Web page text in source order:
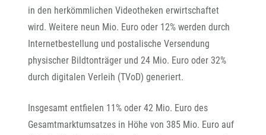
in den herkömmlichen Videotheken erwirtschaftet
wird. Weitere neun Mio. Euro oder 12% werden durch
Internetbestellung und postalische Versendung
physischer Bildtonträger und 24 Mio. Euro oder 32%
durch digitalen Verleih (TVoD) generiert.
Insgesamt entfielen 11% oder 42 Mio. Euro des
Gesamtmarktumsatzes in Höhe von 385 Mio. Euro auf